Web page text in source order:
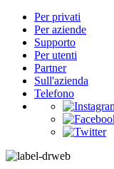
Per privati
Per aziende
Supporto
Per utenti
Partner
Sull'azienda
Telefono